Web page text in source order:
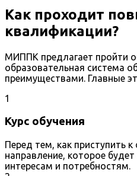
Как проходит
квалификации?
МИППК предлагает пройти
образовательная система
преимуществами. Главные
1
Курс обучения
Перед тем, как приступить
направление, которое
интересам и потребностям.